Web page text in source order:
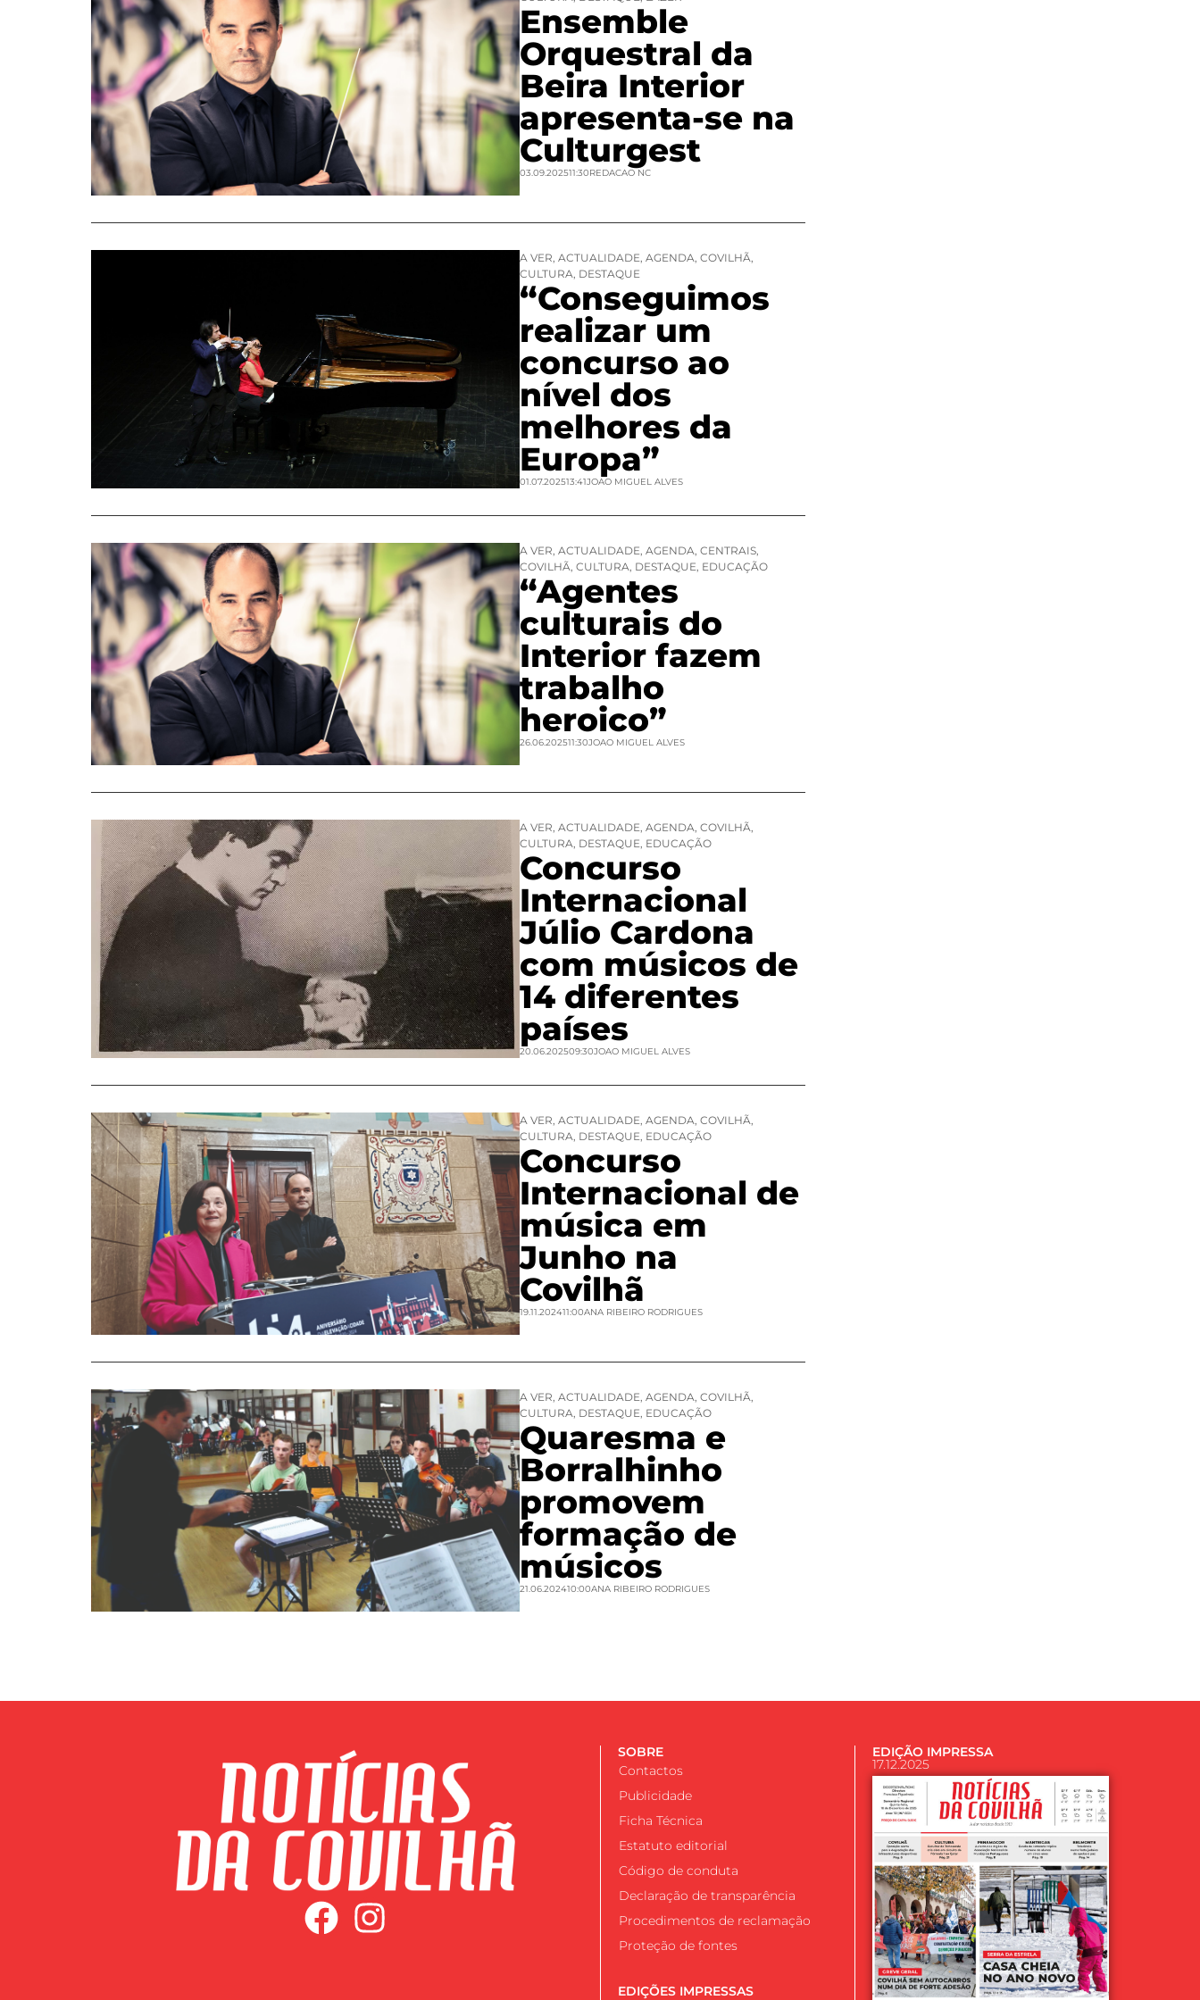
Ensemble
Orquestral da
Beira Interior
apresenta-se na
Culturgest
03.09.202511:30REDACAO NC
A VER, ACTUALIDADE, AGENDA, COVILHÃ,
CULTURA, DESTAQUE
“Conseguimos
realizar um
concurso ao
nível dos
melhores da
Europa”
01.07.202513:41JOAO MIGUEL ALVES
A VER, ACTUALIDADE, AGENDA, CENTRAIS,
COVILHÃ, CULTURA, DESTAQUE, EDUCAÇÃO
“Agentes
culturais do
Interior fazem
trabalho
heroico”
26.06.202511:30JOAO MIGUEL ALVES
A VER, ACTUALIDADE, AGENDA, COVILHÃ,
CULTURA, DESTAQUE, EDUCAÇÃO
Concurso
Internacional
Júlio Cardona
com músicos de
14 diferentes
países
20.06.202509:30JOAO MIGUEL ALVES
A VER, ACTUALIDADE, AGENDA, COVILHÃ,
CULTURA, DESTAQUE, EDUCAÇÃO
Concurso
Internacional de
música em
Junho na
Covilhã
19.11.202411:00ANA RIBEIRO RODRIGUES
A VER, ACTUALIDADE, AGENDA, COVILHÃ,
CULTURA, DESTAQUE, EDUCAÇÃO
Quaresma e
Borralhinho
promovem
formação de
músicos
21.06.202410:00ANA RIBEIRO RODRIGUES
SOBRE
Contactos
Publicidade
Ficha Técnica
Estatuto editorial
Código de conduta
Declaração de transparência
Procedimentos de reclamação
Proteção de fontes
EDIÇÕES IMPRESSAS
EDIÇÃO IMPRESSA
17.12.2025